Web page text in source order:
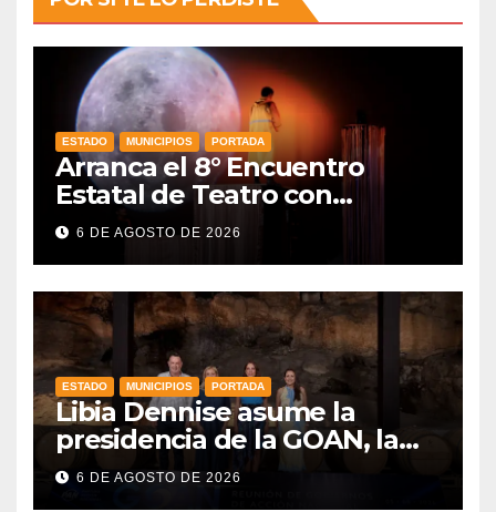
ESTADO MUNICIPIOS PORTADA
Arranca el 8° Encuentro
Estatal de Teatro con
producciones locales
6 DE AGOSTO DE 2026
ESTADO MUNICIPIOS PORTADA
Libia Dennise asume la
presidencia de la GOAN, la
alianza de gobernadores del
PAN
6 DE AGOSTO DE 2026